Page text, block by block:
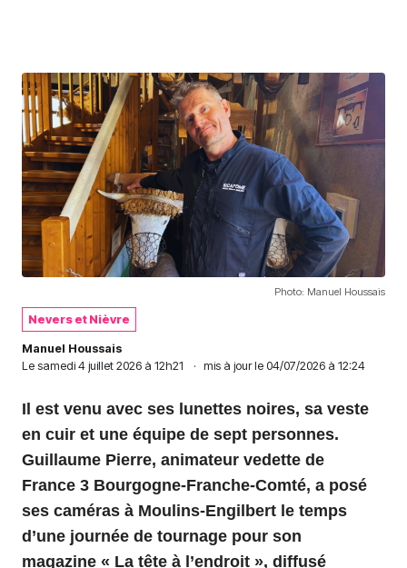
Photo: Manuel Houssais
Nevers et Nièvre
Manuel Houssais
Le samedi 4 juillet 2026 à 12h21 · mis à jour le 04/07/2026 à 12:24
Il est venu avec ses lunettes noires, sa veste
en cuir et une équipe de sept personnes.
Guillaume Pierre, animateur vedette de
France 3 Bourgogne-Franche-Comté, a posé
ses caméras à Moulins-Engilbert le temps
d’une journée de tournage pour son
magazine « La tête à l’endroit », diffusé